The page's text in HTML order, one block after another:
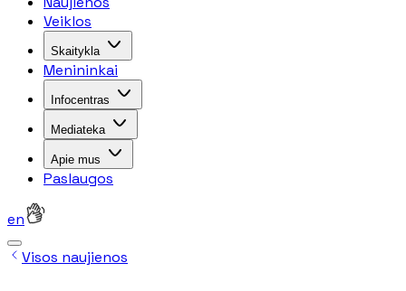
Veiklos
Skaitykla
Menininkai
Infocentras
Mediateka
Apie mus
Paslaugos
en
Visos naujienos